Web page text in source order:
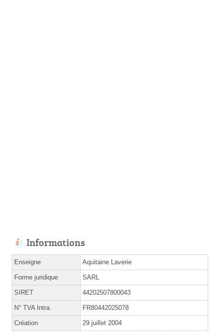
Informations
Enseigne Aquitaine Laverie
Forme juridique SARL
SIRET 44202507800043
N° TVA Intra. FR80442025078
Création 29 juillet 2004